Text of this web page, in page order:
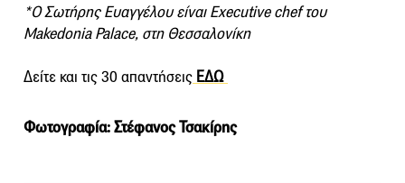
*O Σωτήρης Ευαγγέλου είναι Executive chef του
Makedonia Palace, στη Θεσσαλονίκη
Δείτε και τις 30 απαντήσεις ΕΔΩ
Φωτογραφία: Στέφανος Τσακίρης